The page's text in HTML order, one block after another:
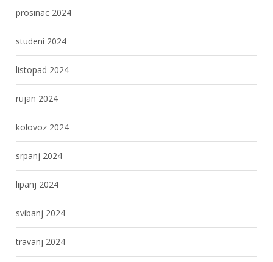
prosinac 2024
studeni 2024
listopad 2024
rujan 2024
kolovoz 2024
srpanj 2024
lipanj 2024
svibanj 2024
travanj 2024